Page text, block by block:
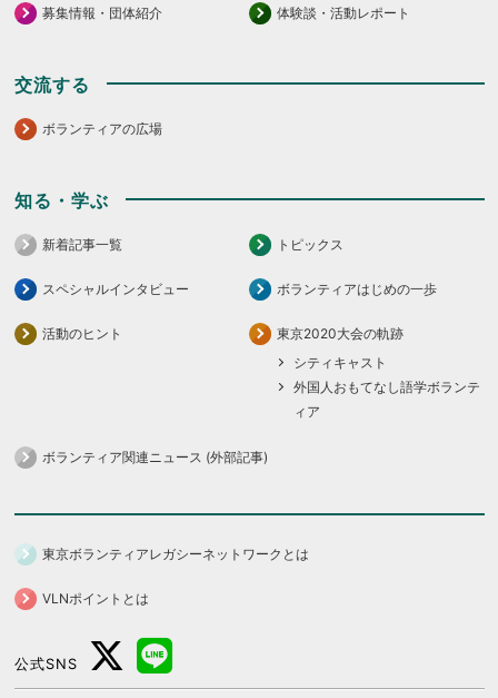
募集情報・団体紹介 体験談・活動レポート
交流する
ボランティアの広場
知る・学ぶ
新着記事一覧 トピックス
スペシャルインタビュー ボランティアはじめの一歩
活動のヒント
東京2020大会の軌跡
シティキャスト
外国人おもてなし語学ボランテ
ィア
ボランティア関連ニュース (外部記事)
東京ボランティアレガシーネットワークとは
VLNポイントとは
公式SNS